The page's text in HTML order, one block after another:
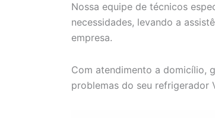
Nossa equipe de técnicos
necessidades, levando a
empresa.
Com atendimento a domicílio,
problemas do seu refrigerador